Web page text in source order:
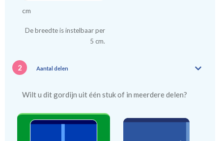
cm
De breedte is instelbaar per
5 cm.
2 Aantal delen
Wilt u dit gordijn uit één stuk of in meerdere delen?